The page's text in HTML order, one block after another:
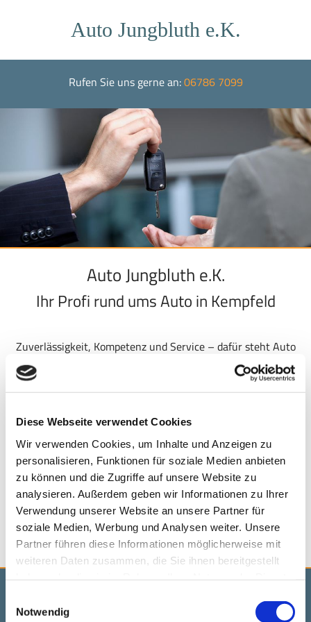
Diese Webseite verwendet Cookies
Wir verwenden Cookies, um Inhalte und Anzeigen zu
personalisieren, Funktionen für soziale Medien anbieten
zu können und die Zugriffe auf unsere Website zu
analysieren. Außerdem geben wir Informationen zu Ihrer
Verwendung unserer Website an unsere Partner für
soziale Medien, Werbung und Analysen weiter. Unsere
Partner führen diese Informationen möglicherweise mit
weiteren Daten zusammen, die Sie ihnen bereitgestellt
Notwendig
Auto Jungbluth e.K.
Rufen Sie uns gerne an:06786 7099
Auto Jungbluth e.K.
Ihr Profi rund ums Auto in Kempfeld
Zuverlässigkeit, Kompetenz und Service – dafür steht Auto
Ob Sie tanken, Ihr Fahrzeug warten lassen oder einen Neu-
oder Gebrauchtwagen suchen: Bei uns finden Sie alles rund
Mobilität, die Werkstatt für Sicherheit und als anerkannter
Prüfstützpunkt begleiten wir Sie zuverlässig durch HU und AU.
Zusätzlich bieten wir professionellen Klima-Service und eine
persönliche Fahrzeugvermittlung.
Vertrauen Sie auf Erfahrung, Qualität und echte Kundennähe.